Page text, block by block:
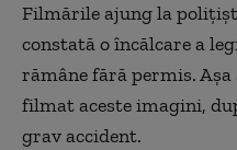
Filmările ajung la
constată o încălcare a
rămâne fără permis.
filmat aceste imagini,
grav accident.